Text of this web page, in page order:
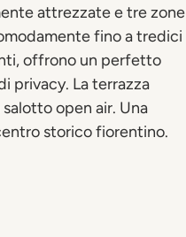
attrezzate e tre zone
fino a tredici
offrono un perfetto
privacy. La terrazza
open air. Una
storico fiorentino.